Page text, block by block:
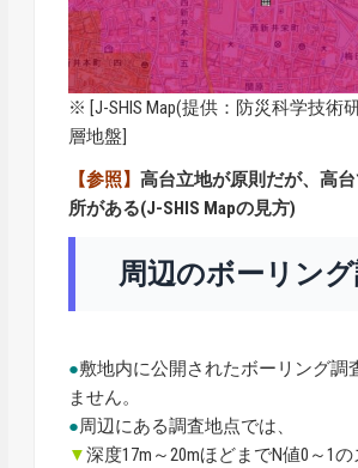
※ [J-SHIS Map(提供：防災科学技術
層地盤]
【参照】高台立地が原則だが、高
所がある(J-SHIS Mapの見方)
周辺のボーリン
●敷地内に公開されたボーリング調
ません。
●周辺にある調査地点では、
▼深度17m～20mほどまでN値0～1